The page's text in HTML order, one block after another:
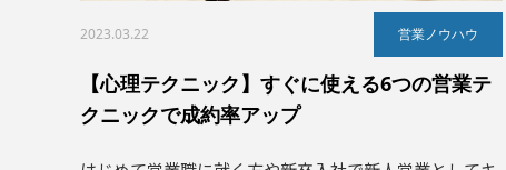
2023.03.22 営業ノウハウ
【心理テクニック】すぐに使える6つの営業テ
クニックで成約率アップ